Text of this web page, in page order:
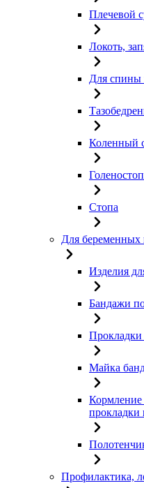
Плечевой
Локоть,
Для спины
Коленный
Стопа
Для
Изделия
Бандажи
Прокладки
Майка
Кормление
прокладки
Профилактика,